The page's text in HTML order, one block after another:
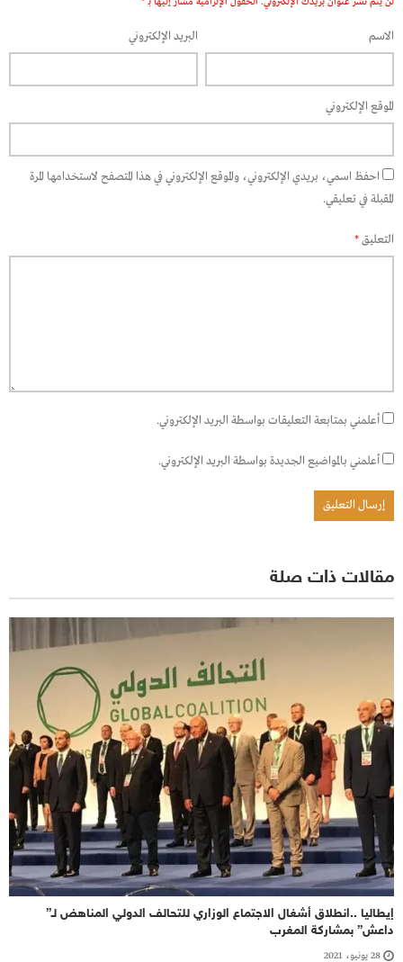
الاسم البريد الإلكتروني
الموقع الإلكتروني
احفظ اسمي، بريدي الإلكتروني، والموقع الإلكتروني في هذا المتصفح لاستخدامها المرة
المقبلة في تعليقي.
التعليق*
أعلمني بمتابعة التعليقات بواسطة البريد الإلكتروني.
أعلمني بالمواضيع الجديدة بواسطة البريد الإلكتروني.
مقالات ذات صلة
إيطاليا ..انطلاق أشغال الاجتماع الوزاري للتحالف الدولي المناهض لـ”
داعش” بمشاركة المغرب
28 يونيو، 2021